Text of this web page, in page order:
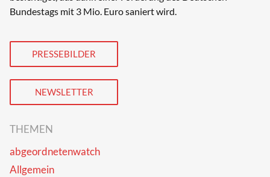
Bundestags mit 3 Mio. Euro saniert wird.
PRESSEBILDER
NEWSLETTER
THEMEN
abgeordnetenwatch
Allgemein